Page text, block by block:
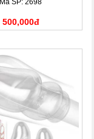
Mã SP: 2698
500,000đ